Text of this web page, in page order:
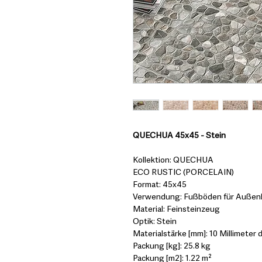
QUECHUA 45x45 - Stein
Kollektion: QUECHUA
ECO RUSTIC (PORCELAIN)
Format: 45x45
Verwendung: Fußböden für
Material: Feinsteinzeug
Optik: Stein
Materialstärke [mm]: 10 Millimeter
Packung [kg]: 25.8 kg
Packung [m2]: 1.22 m²